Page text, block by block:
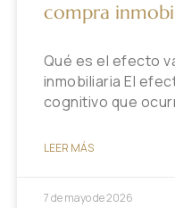
compra
Qué es el efecto
inmobiliaria El
cognitivo que
LEER MÁS
7 de mayo de 2026